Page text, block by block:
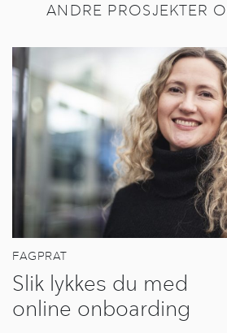
ANDRE PROSJEKTER
FAGPRAT
Slik lykkes du med
online onboarding